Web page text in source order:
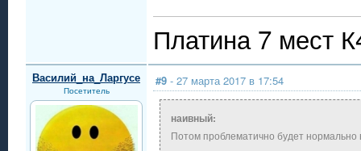
Платина 7 мест
Василий_на_Ларгусе
Посетитель
#9 - 27 марта 2017 в 17:54
наивный:
Потом проблематично будет нормально